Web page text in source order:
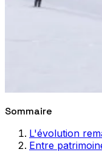
Sommaire
L'évolution
Entre